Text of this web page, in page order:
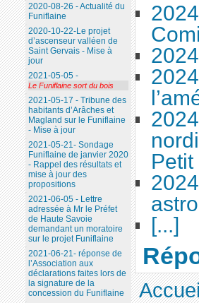
Petit
[...]
2020-08-26 - Actualité du
Funiflaine
2020-10-22-Le projet
d’ascenseur valléen de
Saint Gervais - Mise à
jour
2021-05-05 -
Le Funiflaine sort du bois
2021-05-17 - Tribune des
habitants d’Arâches et
Magland sur le Funiflaine
- Mise à jour
2021-05-21- Sondage
Funiflaine de janvier 2020
- Rappel des résultats et
mise à jour des
propositions
2021-06-05 - Lettre
adressée à Mr le Préfet
de Haute Savoie
demandant un moratoire
sur le projet Funiflaine
2021-06-21- réponse de
l’Association aux
déclarations faites lors de
la signature de la
concession du Funiflaine